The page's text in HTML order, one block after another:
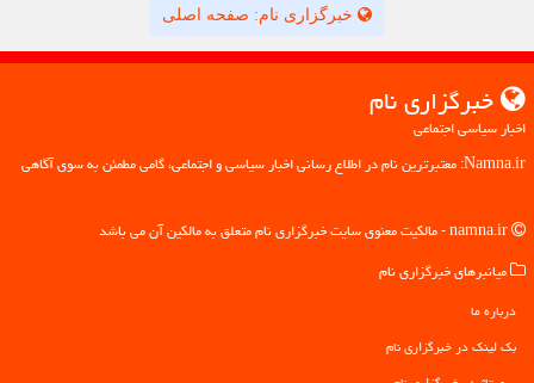
خبرگزاری نام: صفحه اصلی
خبرگزاری نام
اخبار سیاسی اجتماعی
Namna.ir: معتبرترین نام در اطلاع رسانی اخبار سیاسی و اجتماعی، گامی مطمئن به سوی آگاهی
میانبرهای خبرگزاری نام
درباره ما
بک لینک در خبرگزاری نام